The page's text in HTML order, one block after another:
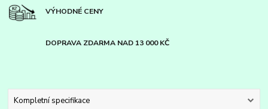
VÝHODNÉ CENY
DOPRAVA ZDARMA NAD 13 000 KČ
Kompletní specifikace